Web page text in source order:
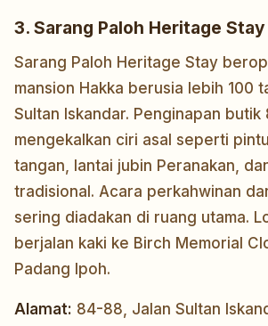
3. Sarang Paloh Heritage Stay
Sarang Paloh Heritage Stay
mansion Hakka berusia lebih 100
Sultan Iskandar. Penginapan butik
mengekalkan ciri asal seperti
tangan, lantai jubin Peranakan,
tradisional. Acara perkahwinan
sering diadakan di ruang utama.
berjalan kaki ke Birch Memorial
Padang Ipoh.
Alamat: 84-88, Jalan Sultan